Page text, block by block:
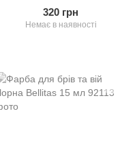
320 грн
Немає в наявності